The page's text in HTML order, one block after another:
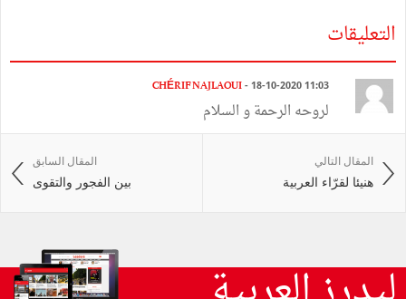
التعليقات
CHÉRIF NAJLAOUI- 18-10-2020 11:03
لروحه الرحمة و السلام
المقال السابق
بين الفجور والتقوى
المقال التالي
هنيئا لقرّاء العربية